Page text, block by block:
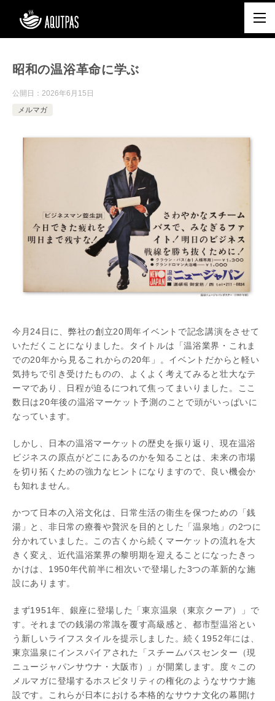
昭和の温浴革命に学ぶ
公開日： 2026年6月15日
メルマガ
今月24日に、弊社の創立20周年イベントで記念講演をさせて
いただくことになりました。タイトルは「温浴業界・これま
での20年から見るこれからの20年」。イベントだからと軽い
気持ちで引き受けたものの、よくよく考えてみると壮大なテ
ーマであり、日程が迫るにつれて焦ってまいりました。ここ
数日は20年後の温浴マーケット予測のことで頭がいっぱいに
なっています。
しかし、日本の温浴マーケットの歴史を振り返り、現在温浴
ビジネスの原点がどこにあるのかを知ることは、未来の市場
を切り拓くための強力なヒントになりますので、良い機会か
も知れません。
かつて日本の入浴文化は、日常生活の衛生を保つための「銭
湯」と、非日常の療養や贅沢を目的とした「温泉地」の2つに
分かれていました。この古くから続くマーケットの流れを大
きく変え、近代温浴業界の黎明期を迎えることになったきっ
かけは、1950年代前半に相次いで登場した3つの革新的な施
設にあります。
まず1951年、銀座に登場した「東京温泉（東京クーア）」で
す。それまでの銭湯の常識を覆す高級感と、都市型温浴とい
う新しいライフスタイルを提示しました。続く1952年には、
東京温泉にインスパイアされた「スチームバスセンター（現
ニュージャパンサウナ・大阪市）」が開業します。度々この
メルマガに登場するホスピタリティの権化のようなサウナ施
設です。これらが日本における本格的なサウナ文化の幕開け